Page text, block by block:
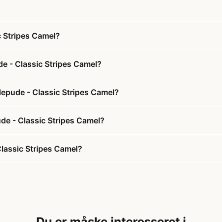
Camel?
- Classic Stripes Camel?
- Classic Stripes Camel?
- Classic Stripes Camel?
Stripes Camel?